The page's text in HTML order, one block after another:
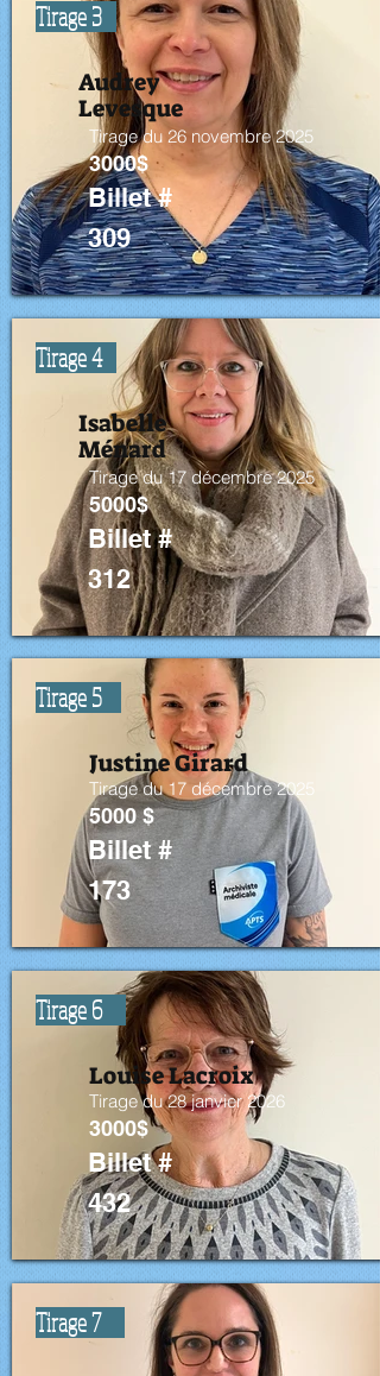
Tirage 3
Audrey
Levesque
Tirage du 26 novembre 2025
3000$
Billet #
309
Tirage 4
Isabelle
Ménard
Tirage du 17 décembre 2025
5000$
Billet #
312
Tirage 5
Justine Girard
Tirage du 17 décembre 2025
5000 $
Billet #
173
Tirage 6
Louise Lacroix
Tirage du 28 janvier 2026
3000$
Billet #
432
Tirage 7